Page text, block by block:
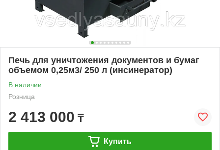
Печь для уничтожения документов и бумаг
объемом 0,25м3/ 250 л (инсинератор)
В наличии
Розница
2 413 000 ₸
Купить